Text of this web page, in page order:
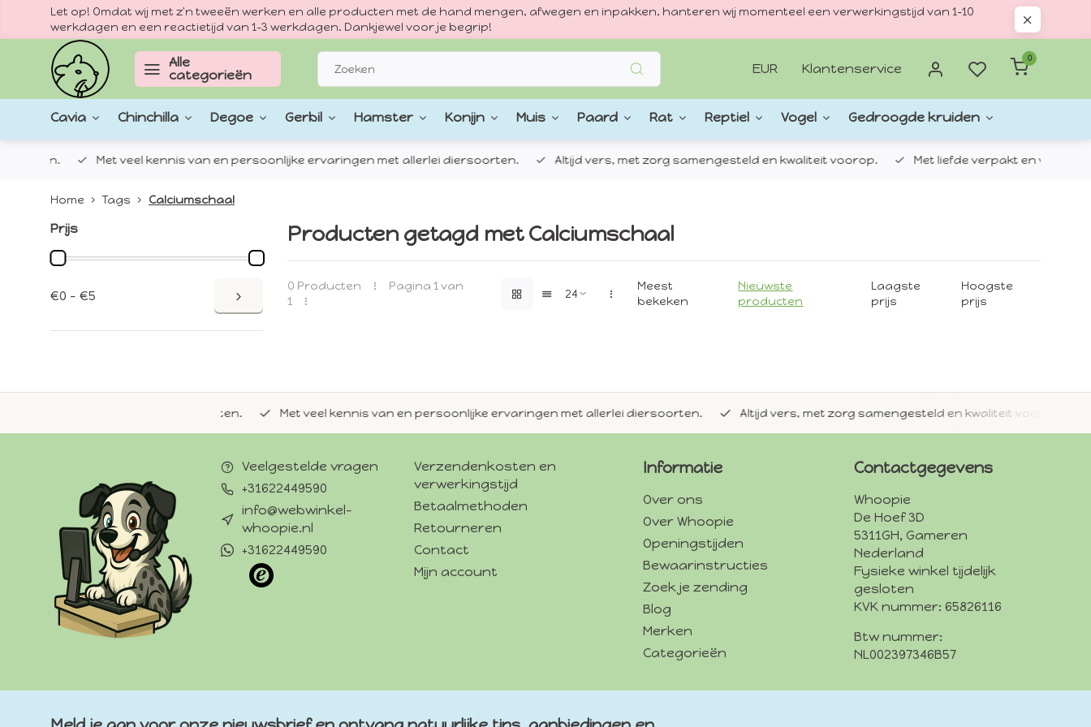
Let op! Omdat wij met z'n tweeën werken en alle producten met de hand mengen, afwegen en inpakken, hanteren wij momenteel een verwerkingstijd van 1–10
werkdagen en een reactietijd van 1–3 werkdagen. Dankjewel voor je begrip!
Alle
categorieën
EUR Klantenservice
0
Cavia Chinchilla Degoe Gerbil Hamster Konijn Muis Paard Rat Reptiel Vogel Gedroogde kruiden
Met veel kennis van en persoonlijke ervaringen met allerlei diersoorten. Altijd vers, met zorg samengesteld en kwaliteit voorop. Met liefde verpakt en verzonden.
Home Tags Calciumschaal
Prijs
€0 - €5
Producten getagd met Calciumschaal
0 Producten
Pagina 1 van
1
Meest
bekeken
Nieuwste
producten
Laagste
prijs
Hoogste
prijs
Met veel kennis van en persoonlijke ervaringen met allerlei diersoorten. Altijd vers, met zorg samengesteld en kwaliteit voorop.
Veelgestelde vragen
+31622449590
info@webwinkel-
whoopie.nl
+31622449590
Verzendenkosten en
verwerkingstijd
Betaalmethoden
Retourneren
Contact
Mijn account
Informatie
Over ons
Over Whoopie
Openingstijden
Bewaarinstructies
Zoek je zending
Blog
Merken
Categorieën
Contactgegevens
Whoopie
De Hoef 3D
5311GH, Gameren
Nederland
Fysieke winkel tijdelijk
gesloten
KVK nummer: 65826116
Btw nummer:
NL002397346B57